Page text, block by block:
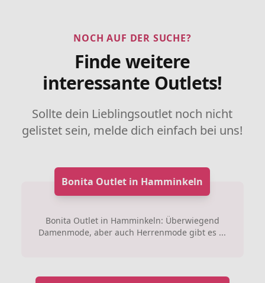
NOCH AUF DER SUCHE?
Finde weitere
interessante Outlets!
Sollte dein Lieblingsoutlet noch nicht
gelistet sein, melde dich einfach bei uns!
Bonita Outlet in Hamminkeln
Bonita Outlet in Hamminkeln: Überwiegend
Damenmode, aber auch Herrenmode gibt es ...